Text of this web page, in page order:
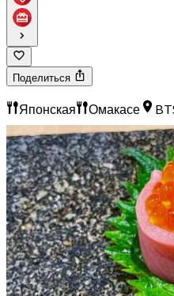
Поделиться
Японская Омакасе